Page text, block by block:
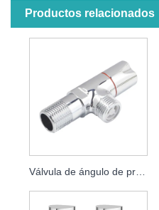
Productos relacionados
Válvula de ángulo de prevención de reflujo